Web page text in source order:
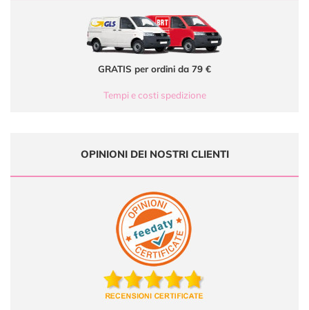
GRATIS per ordini da 79 €
Tempi e costi spedizione
OPINIONI DEI NOSTRI CLIENTI